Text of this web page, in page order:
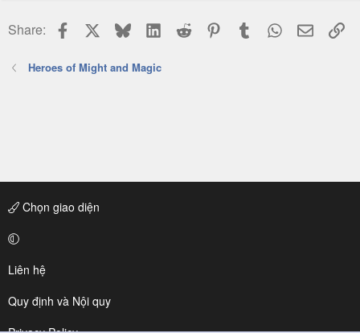
Share: Facebook BlueskyLinkedIn
Reddit PinterestTumblr WhatsApp
Email
Heroes of Might and Magic
Chọn giao diện
Liên hệ
Quy định và Nội quy